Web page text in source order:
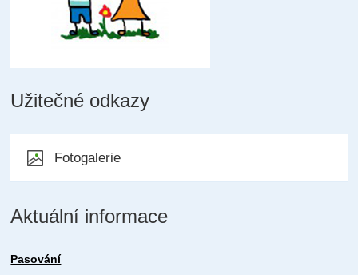
Užitečné odkazy
Fotogalerie
Aktuální informace
Pasování